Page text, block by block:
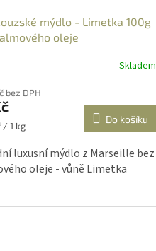
mýdlo - Limetka 100g
oleje
Skladem
bez DPH
/ 1 kg
Do košíku
luxusní mýdlo z Marseille bez
oleje - vůně Limetka